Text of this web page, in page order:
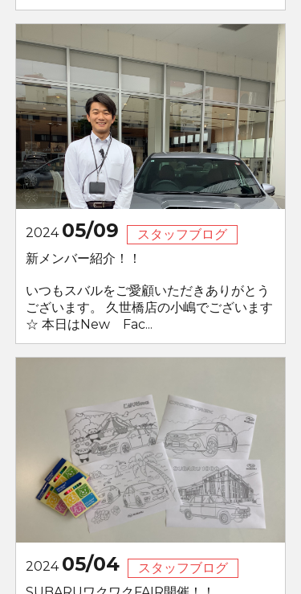
2024 05/09
スタッフブログ
新メンバー紹介！！
いつもスバルをご愛顧いただきありがとう
ございます。 久世橋店の小嶋でございます
☆ 本日はNew Fac...
2024 05/04
スタッフブログ